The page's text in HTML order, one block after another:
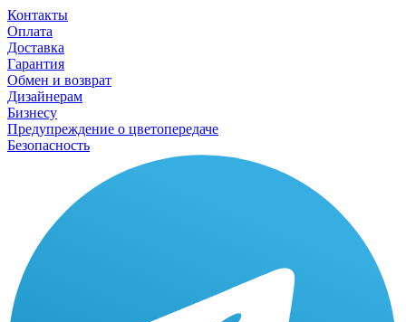
Контакты
Оплата
Доставка
Гарантия
Обмен и возврат
Дизайнерам
Бизнесу
Предупреждение о цветопередаче
Безопасность